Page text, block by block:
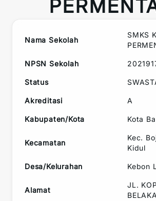
Nama Sekolah
SMKS
NPSN Sekolah
Status
Akreditasi A
Kabupaten/Kota Kota
Kecamatan
Kec.
Kidul
Desa/Kelurahan Kebon
Alamat
JL.